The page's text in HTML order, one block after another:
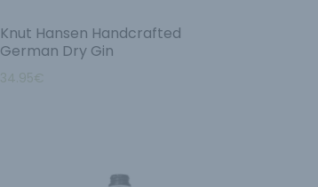
Knut Hansen Handcrafted
German Dry Gin
34.95€